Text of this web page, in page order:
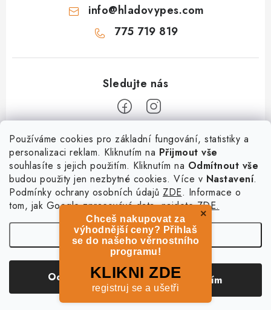
Používáme cookies pro základní fungování, statistiky a
personalizaci reklam. Kliknutím na Přijmout vše
souhlasíte s jejich použitím. Kliknutím na Odmítnout vše
budou použity jen nezbytné cookies. Více v Nastavení.
Podmínky ochrany osobních údajů ZDE. Informace o
tom, jak Google zpracovává data, najdeteZDE.
Nastavení
Odmítnout Souhlasím
info@hladovypes.com
775 719 819
Informace
O nás
Kontakty
Výměna, vrácení a reklamace
Podmínky ochrany osobních údajů
Zásady použivání souboru cookies
Služby
PetExpert - pojištění psů
Pujčení paddleboardu a psí plovací vesty
Osobní odběr zboží - PRODEJNA
Vytvořil Shoptet
hladovypes.com. Všechna práva vyhrazena. Upravit nastavení
cookies
×
Chceš nakupovat za
výhodnější ceny? Přihlaš
se do našeho věrnostního
programu!
KLIKNI ZDE
registruj se a ušetři